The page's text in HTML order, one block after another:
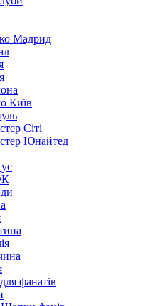
Мадрид
Київ
Сіті
Юнайтед
фанатів